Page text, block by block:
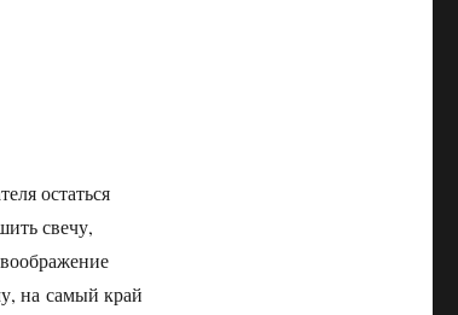
остаться
свечу,
на самый край